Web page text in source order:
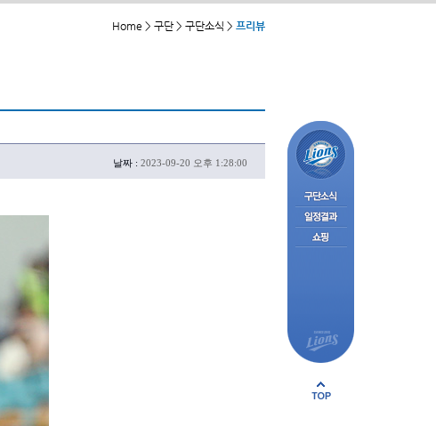
Home > 구단 > 구단소식 > 프리뷰
날짜 : 2023-09-20 오후 1:28:00